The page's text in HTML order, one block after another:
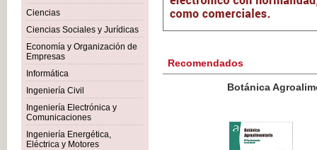
Ciencias
Ciencias Sociales y Jurídicas
Economía y Organización de
Empresas
Informática
Ingeniería Civil
Ingeniería Electrónica y
Comunicaciones
Ingeniería Energética,
Eléctrica y Motores
Recomendados
Botánica Agroalimentaria